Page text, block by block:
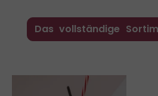
Das vollständige